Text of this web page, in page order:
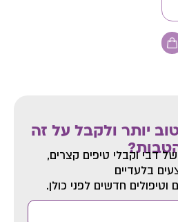
יותר ולקבל על זה
של דביוקבלי טיפים קצרים,
בלעדיים
וטיפולים חדשים לפני כולן.